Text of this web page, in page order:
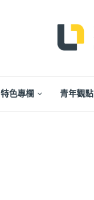
特色專欄 青年觀點